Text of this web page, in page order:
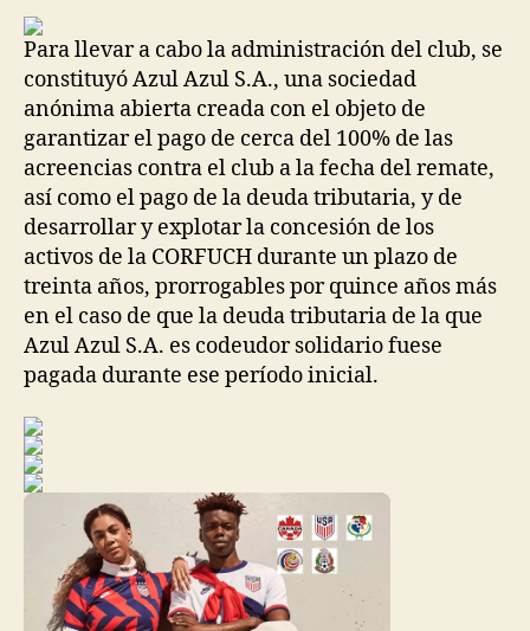
Para llevar a cabo la administración del club, se
constituyó Azul Azul S.A., una sociedad
anónima abierta creada con el objeto de
garantizar el pago de cerca del 100% de las
acreencias contra el club a la fecha del remate,
así como el pago de la deuda tributaria, y de
desarrollar y explotar la concesión de los
activos de la CORFUCH durante un plazo de
treinta años, prorrogables por quince años más
en el caso de que la deuda tributaria de la que
Azul Azul S.A. es codeudor solidario fuese
pagada durante ese período inicial.